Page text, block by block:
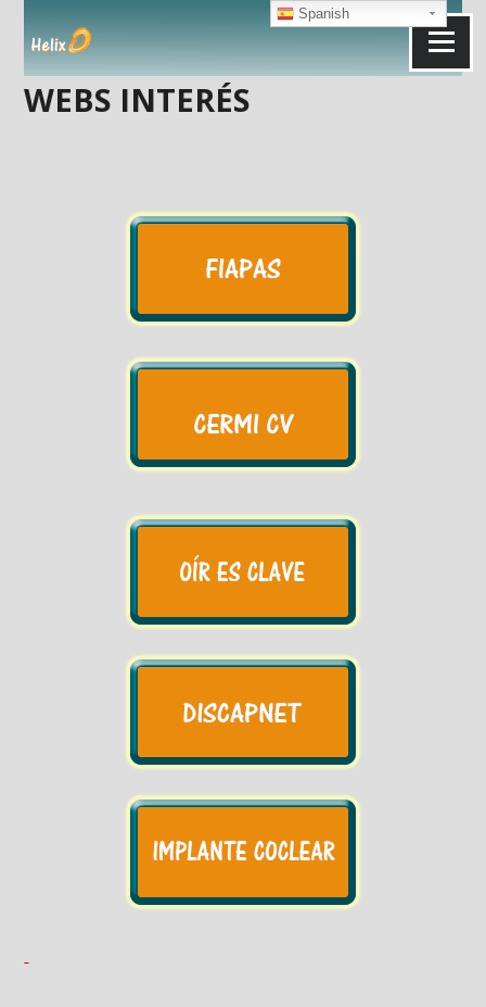
content
Menu
WEBS INTERÉS
Spanish